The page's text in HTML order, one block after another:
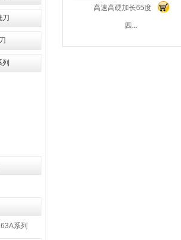
刀
系列
高速高硬加长65度
四...